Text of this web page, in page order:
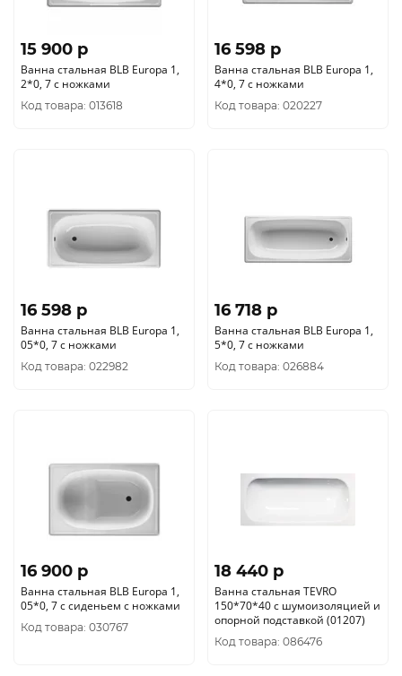
15 900 p
Ванна стальная BLB Europa 1,
2*0, 7 с ножками
Код товара: 013618
16 598 p
Ванна стальная BLB Europa 1,
4*0, 7 с ножками
Код товара: 020227
16 598 p
Ванна стальная BLB Europa 1,
05*0, 7 с ножками
Код товара: 022982
16 718 p
Ванна стальная BLB Europa 1,
5*0, 7 с ножками
Код товара: 026884
16 900 p
Ванна стальная BLB Europa 1,
05*0, 7 с сиденьем с ножками
Код товара: 030767
18 440 p
Ванна стальная TEVRO
150*70*40 с шумоизоляцией и
опорной подставкой (01207)
Код товара: 086476